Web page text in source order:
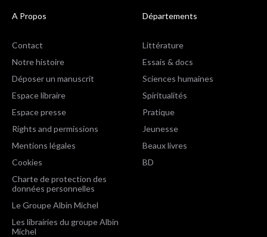
A Propos
Contact
Notre histoire
Déposer un manuscrit
Espace libraire
Espace presse
Rights and permissions
Mentions légales
Cookies
Charte de protection des
données personnelles
Le Groupe Albin Michel
Les librairies du groupe Albin
Michel
Départements
Littérature
Essais & docs
Sciences humaines
Spiritualités
Pratique
Jeunesse
Beaux livres
BD